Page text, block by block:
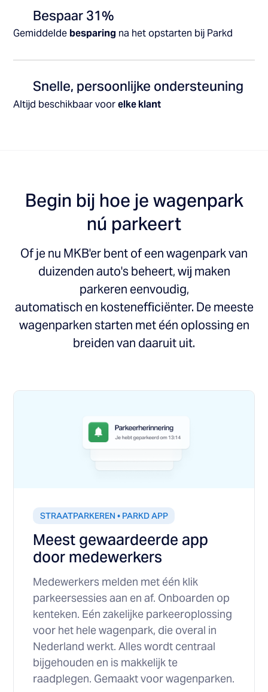
Bespaar 31%
Gemiddelde besparing na het opstarten bij Parkd
Snelle, persoonlijke ondersteuning
Altijd beschikbaar voorelke klant
Begin bij hoe je wagenpark
nú parkeert
Of je nu MKB'er bent of een wagenpark van
duizenden auto's beheert, wij maken
parkeren eenvoudig,
automatisch en kostenefficiënter. De meeste
wagenparken starten met één oplossing en
breiden van daaruit uit.
STRAATPARKEREN • PARKD APP
Meest gewaardeerde app
door medewerkers
Medewerkers melden met één klik
parkeersessies aan en af. Onboarden op
kenteken. Eén zakelijke parkeeroplossing
voor het hele wagenpark, die overal in
Nederland werkt. Alles wordt centraal
bijgehouden en is makkelijk te
raadplegen. Gemaakt voor wagenparken.